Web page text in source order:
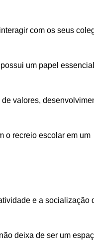
com os seus
um papel
valores,
o recreio escolar em um
e a socialização
deixa de ser um